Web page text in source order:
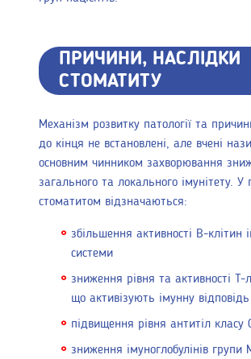
ПРИЧИНИ, НАСЛІДКИ
СТОМАТИТУ
Механізм розвитку патології та
до кінця не встановлені, але вчені
основним чинником захворювання
загального та локального імунітету. У
стоматитом відзначаються:
збільшення активності В-клітин
системи
зниження рівня та активності Т-
що активізують імунну відповідь
підвищення рівня антитіл класу
зниження імуноглобулінів групи